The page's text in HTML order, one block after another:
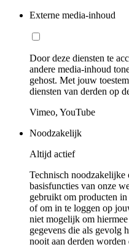
Externe media-inhoud
Door deze diensten te
andere media-inhoud
gehost. Met jouw
diensten van derden op
Vimeo, YouTube
Noodzakelijk
Altijd actief
Technisch noodzakelijke
basisfuncties van onze
gebruikt om producten
of om in te loggen op
niet mogelijk om
gegevens die als gevolg
nooit aan derden worden